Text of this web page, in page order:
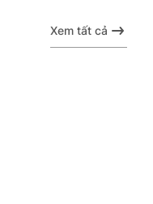
Xem tất cả